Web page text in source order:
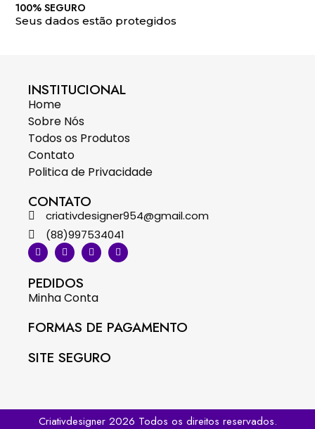
100% SEGURO
Seus dados estão protegidos
INSTITUCIONAL
Home
Sobre Nós
Todos os Produtos
Contato
Politica de Privacidade
CONTATO
criativdesigner954@gmail.com
(88)997534041
PEDIDOS
Minha Conta
FORMAS DE PAGAMENTO
SITE SEGURO
Criativdesigner 2026 Todos os direitos reservados.